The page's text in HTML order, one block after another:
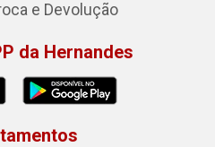
e Devolução
da Hernandes